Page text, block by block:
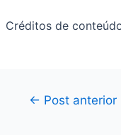
Créditos de
Navegação
← Post anterior